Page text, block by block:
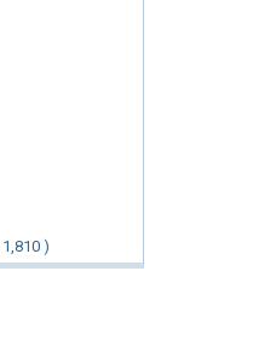
1,810 )